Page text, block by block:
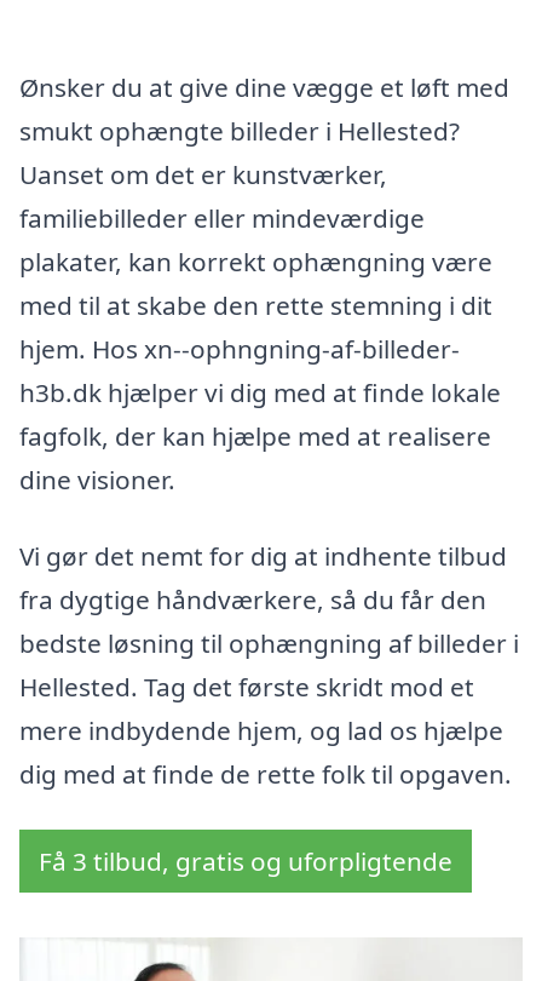
Ønsker du at give dine vægge et løft med
smukt ophængte billeder i Hellested?
Uanset om det er kunstværker,
familiebilleder eller mindeværdige
plakater, kan korrekt ophængning være
med til at skabe den rette stemning i dit
hjem. Hos xn--ophngning-af-billeder-
h3b.dk hjælper vi dig med at finde lokale
fagfolk, der kan hjælpe med at realisere
dine visioner.
Vi gør det nemt for dig at indhente tilbud
fra dygtige håndværkere, så du får den
bedste løsning til ophængning af billeder i
Hellested. Tag det første skridt mod et
mere indbydende hjem, og lad os hjælpe
dig med at finde de rette folk til opgaven.
Få 3 tilbud, gratis og uforpligtende